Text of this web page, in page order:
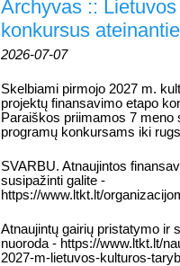
Archyvas ::
konkursus
2026-07-07
Skelbiami pirmojo 2027 m.
projektų finansavimo etapo
Paraiškos priimamos 7 meno
programų konkursams iki
SVARBU. Atnaujintos
susipažinti galite -
https://www.ltkt.lt/
Atnaujintų gairių pristatymo ir
nuoroda - https://www.ltkt.lt/
2027-m-lietuvos-kulturos-